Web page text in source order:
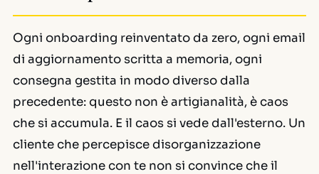
Ogni onboarding reinventato da zero, ogni email
di aggiornamento scritta a memoria, ogni
consegna gestita in modo diverso dalla
precedente: questo non è artigianalità, è caos
che si accumula. E il caos si vede dall'esterno. Un
cliente che percepisce disorganizzazione
nell'interazione con te non si convince che il